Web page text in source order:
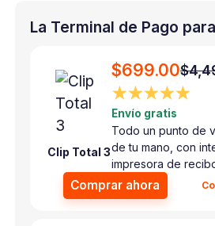
La Terminal de Pago
Clip Total 3
$699.00
★★★★★
Envío gratis
Todo un punto de
de tu mano, con
impresora de
Comprar ahora